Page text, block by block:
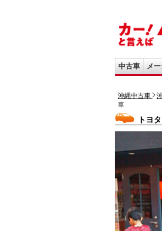
中古車 メ
沖縄中古車
車
トヨ